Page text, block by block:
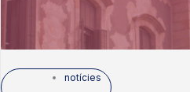
notícies